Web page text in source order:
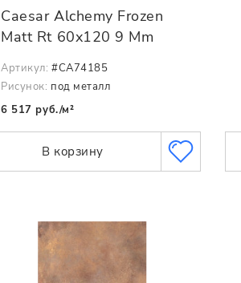
Caesar Alchemy Frozen
Matt Rt 60x120 9 Mm
Артикул: #CA74185
Рисунок: под металл
6 517 руб./м²
В корзину